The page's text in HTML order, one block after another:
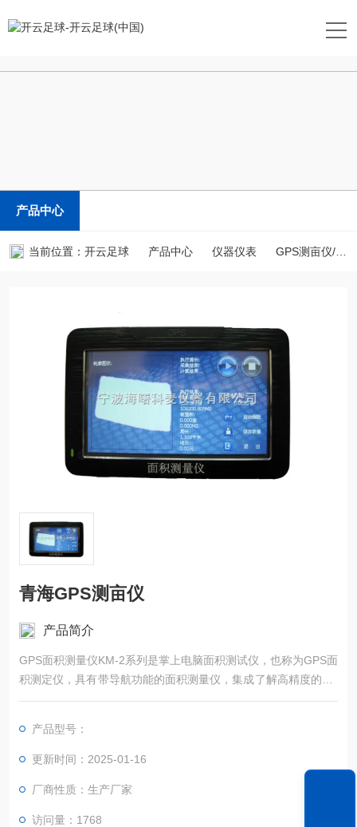
产品中心
当前位置： 开云足球 产品中心 仪器仪表 GPS测亩仪/土地面积测量仪
青海GPS测亩仪
产品简介
GPS面积测量仪KM-2系列是掌上电脑面积测试仪，也称为GPS面
积测定仪，具有带导航功能的面积测量仪，集成了解高精度的GP
S定位系统、精确的面积计算方法和智能化的掌上电脑系统，能
产品型号：
更新时间：2025-01-16
厂商性质：生产厂家
访问量：1768